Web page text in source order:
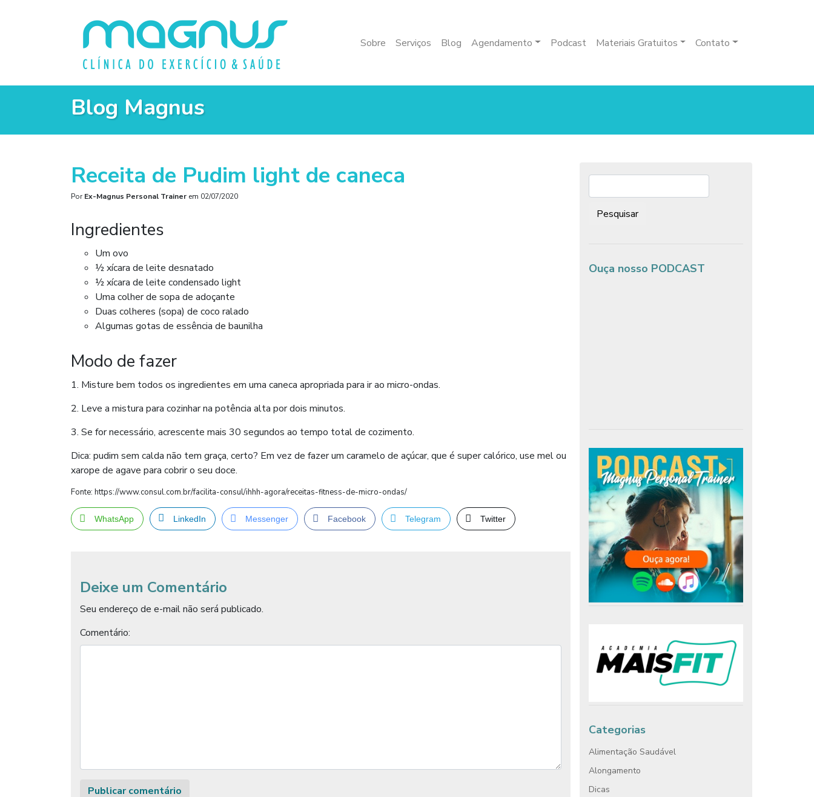
Sobre Serviços Blog Agendamento Podcast Materiais Gratuitos Contato
Blog Magnus
Receita de Pudim light de caneca
PorEx-Magnus Personal Trainer em 02/07/2020
Ingredientes
Um ovo
½ xícara de leite desnatado
½ xícara de leite condensado light
Uma colher de sopa de adoçante
Duas colheres (sopa) de coco ralado
Algumas gotas de essência de baunilha
Modo de fazer
1. Misture bem todos os ingredientes em uma caneca apropriada para ir ao micro-ondas.
2. Leve a mistura para cozinhar na potência alta por dois minutos.
3. Se for necessário, acrescente mais 30 segundos ao tempo total de cozimento.
Dica: pudim sem calda não tem graça, certo? Em vez de fazer um caramelo de açúcar, que é super calórico, use mel ou
xarope de agave para cobrir o seu doce.
Fonte: https://www.consul.com.br/facilita-consul/ihhh-agora/receitas-fitness-de-micro-ondas/
WhatsApp LinkedIn Messenger Facebook Telegram Twitter
Deixe um Comentário
Seu endereço de e-mail não será publicado.
Comentário:
Pesquisar:
Ouça nosso PODCAST
Categorias
Alimentação Saudável
Alongamento
Dicas